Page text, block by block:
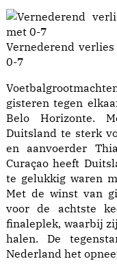
Vernederend
0-7
gisteren tegen
Belo Horizonte.
Duitsland te sterk
en aanvoerder
Curaçao heeft
te gelukkig waren
Met de winst van
voor de achtste
finaleplek, waarbij
halen. De
Nederland het